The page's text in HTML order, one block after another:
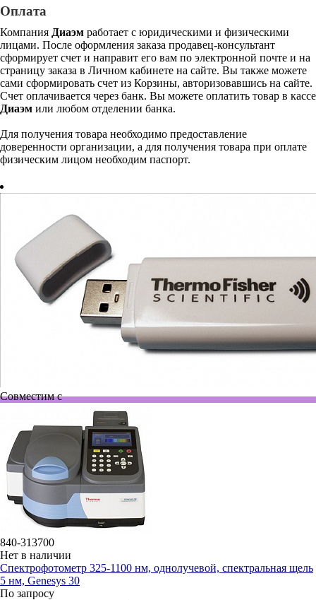
Оплата
Компания Диаэм работает с юридическими и физическими
лицами. После оформления заказа продавец-консультант
сформирует счет и направит его вам по электронной почте и на
страницу заказа в Личном кабинете на сайте. Вы также можете
сами сформировать счет из Корзины, авторизовавшись на сайте.
Счет оплачивается через банк. Вы можете оплатить товар в кассе
Диаэм или любом отделении банка.
Для получения товара необходимо предоставление
доверенности организации, а для получения товара при оплате
физическим лицом необходим паспорт.
Совместим с
840-313700
Нет в наличии
Спектрофотометр 325-1100 нм, однолучевой, спектральная щель
5 нм, Genesys 30
По запросу